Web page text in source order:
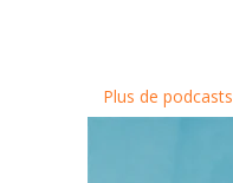
Plus de podcasts